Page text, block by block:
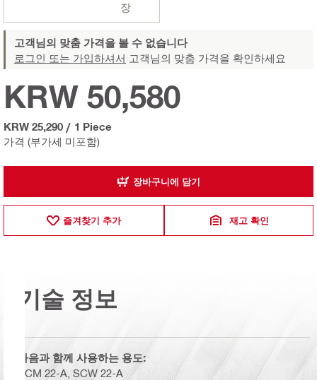
장
고객님의 맞춤 가격을 볼 수 없습니다
로그인 또는 가입하셔서 고객님의 맞춤 가격을 확인하세요
가격 (부가세 미포함)
KRW 50,580
KRW 25,290 / 1 Piece
장바구니에 담기
즐겨찾기 추가 재고 확인
기술 정보
다음과 함께 사용하는 용도:
SCM 22-A, SCW 22-A